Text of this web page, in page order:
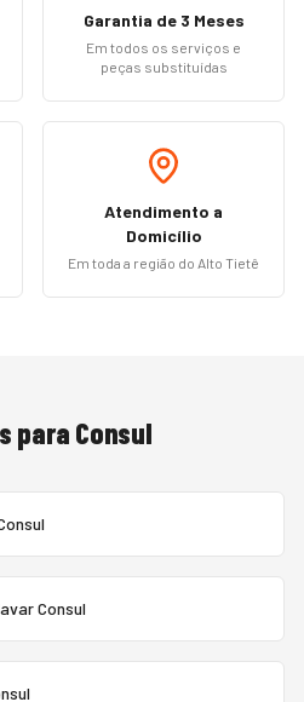
Garantia de 3 Meses
Em todos os serviços e
peças substituídas
Atendimento a
Domicílio
Em toda a região do Alto Tietê
para Consul
Consul